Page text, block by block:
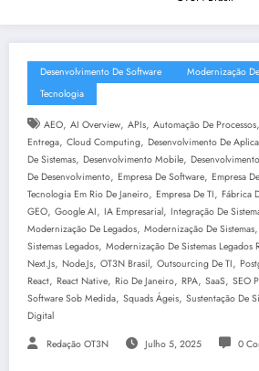
Desenvolvimento De Software
Modernização
Tecnologia
AEO, AI Overview, APIs, Automação De Processos,
Entrega, Cloud Computing, Desenvolvimento De
De Sistemas, Desenvolvimento Mobile,
De Desenvolvimento, Empresa De Software, Empresa
Tecnologia Em Rio De Janeiro, Empresa De TI, Fábrica
GEO, Google AI, IA Empresarial, Integração De
Modernização De Legados, Modernização De Sistemas,
Sistemas Legados, Modernização De Sistemas Legados
Next.js, Node.js, OT3N Brasil, Outsourcing De TI,
React, React Native, Rio De Janeiro, RPA, SaaS, SEO
Software Sob Medida, Squads Ágeis, Sustentação De
Digital
Redação OT3N Julho 5, 2025 0